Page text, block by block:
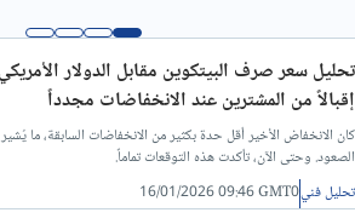
تحليل سعر صرف البيتكوين مقابل الدولار
إقبالاً من المشترين عند الانخفاضات مجدداً
كان الانخفاض الأخير أقل حدة بكثير من الانخفاضات السابقة، ما
الصعود. وحتى الآن، تأكدت هذه التوقعات تماماً.
تحليل فني16/01/2026 09:46 GMT0